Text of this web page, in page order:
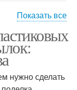
без окраски
Показать все
нужно сделать